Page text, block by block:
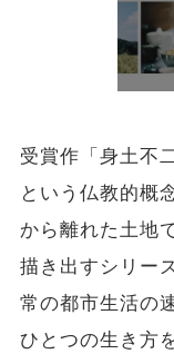
受賞作「身土不
という仏教的概
から離れた土地
描き出すシリー
常の都市生活の
ひとつの生き方